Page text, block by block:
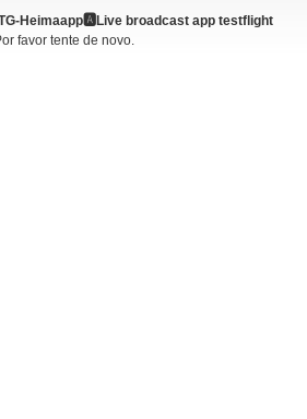
Heimaapp🅰️Live broadcast app testflight
favor tente de novo.